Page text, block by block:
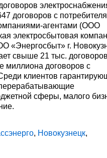
договоров с
агентами (ООО
электросбытовая
г.
свыше 21 тыс.
миллиона договоров с
клиентов
сферы, малого
, Новокузнецк,